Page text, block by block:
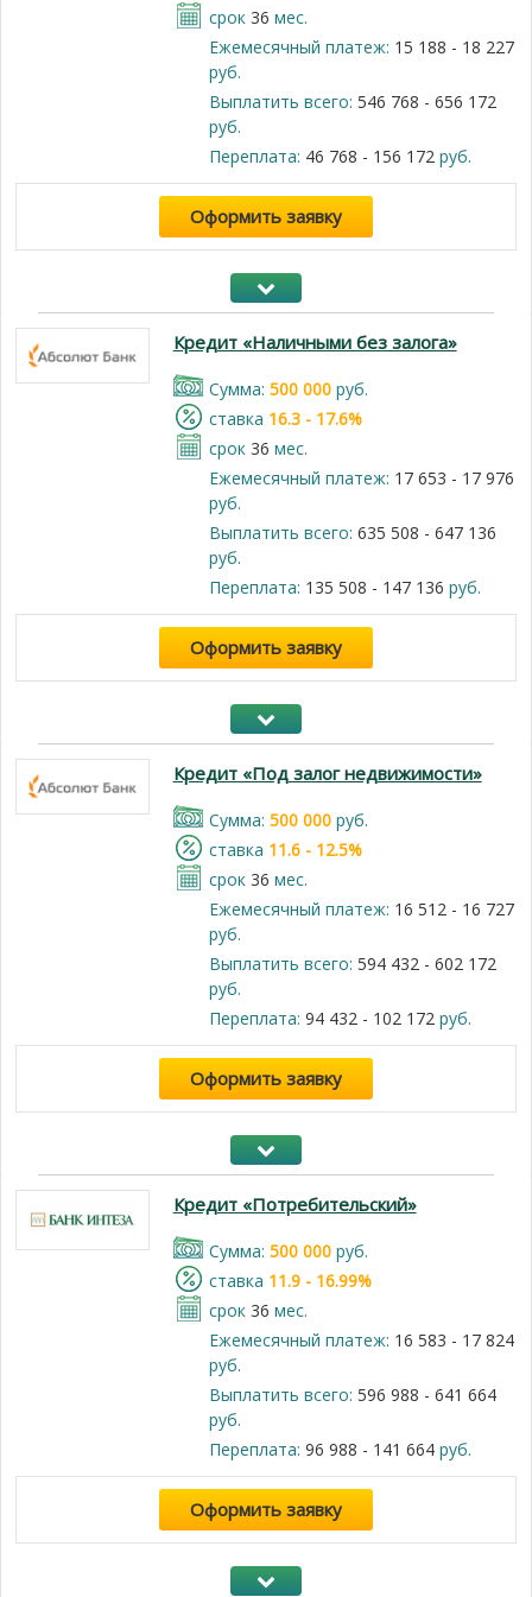
срок 36 мес.
Ежемесячный платеж: 15 188 - 18 227
руб.
Выплатить всего: 546 768 - 656 172
руб.
Переплата: 46 768 - 156 172руб.
Оформить заявку
Кредит «Наличными без залога»
Cумма: 500 000руб.
cтавка 16.3 - 17.6%
срок 36 мес.
Ежемесячный платеж: 17 653 - 17 976
руб.
Выплатить всего: 635 508 - 647 136
руб.
Переплата: 135 508 - 147 136 руб.
Оформить заявку
Кредит «Под залог недвижимости»
Cумма: 500 000руб.
cтавка 11.6 - 12.5%
срок 36 мес.
Ежемесячный платеж: 16 512 - 16 727
руб.
Выплатить всего: 594 432 - 602 172
руб.
Переплата: 94 432 - 102 172руб.
Оформить заявку
Кредит «Потребительский»
Cумма: 500 000руб.
cтавка 11.9 - 16.99%
срок 36 мес.
Ежемесячный платеж: 16 583 - 17 824
руб.
Выплатить всего: 596 988 - 641 664
руб.
Переплата: 96 988 - 141 664руб.
Оформить заявку